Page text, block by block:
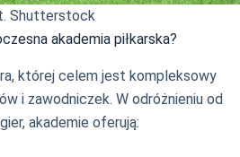
Shutterstock
akademia piłkarska?
której celem jest kompleksowy
i zawodniczek. W odróżnieniu od
akademie oferują: